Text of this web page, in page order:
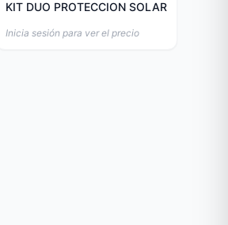
KIT DUO PROTECCION SOLAR
Inicia sesión para ver el precio